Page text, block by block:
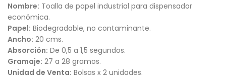
Nombre: Toalla de papel industrial para dispensador
económica.
Papel: Biodegradable, no contaminante.
Ancho: 20 cms.
Absorción: De 0,5 a 1,5 segundos.
Gramaje: 27 a 28 gramos.
Unidad de Venta: Bolsas x 2 unidades.